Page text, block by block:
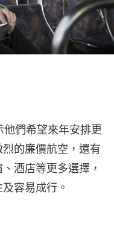
們希望來年安排更
的廉價航空，還有
酒店等更多選擇，
容易成行。